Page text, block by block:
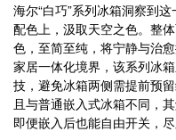
海尔“白巧”系列冰箱洞察到
配色上，汲取天空之色。整
色，至简至纯，将宁静与治
家居一体化境界，该系列冰
技，避免冰箱两侧需提前预
且与普通嵌入式冰箱不同，
即便嵌入后也能自由开关，尽